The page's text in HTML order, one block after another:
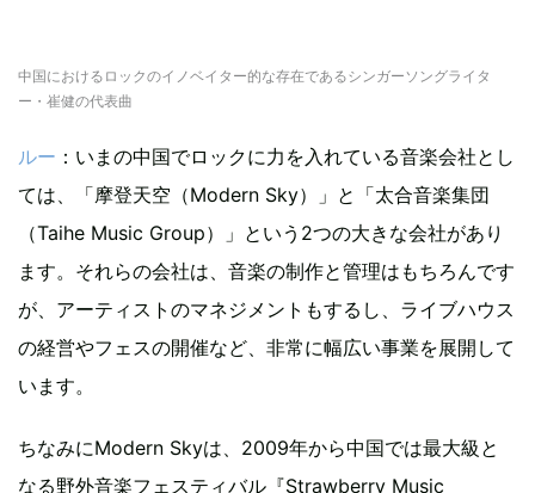
中国におけるロックのイノベイター的な存在であるシンガーソングライタ
ー・崔健の代表曲
ルー ：いまの中国でロックに力を入れている音楽会社とし
ては、「摩登天空（Modern Sky）」と「太合音楽集団
（Taihe Music Group）」という2つの大きな会社があり
ます。それらの会社は、音楽の制作と管理はもちろんです
が、アーティストのマネジメントもするし、ライブハウス
の経営やフェスの開催など、非常に幅広い事業を展開して
います。
ちなみにModern Skyは、2009年から中国では最大級と
なる野外音楽フェスティバル『Strawberry Music